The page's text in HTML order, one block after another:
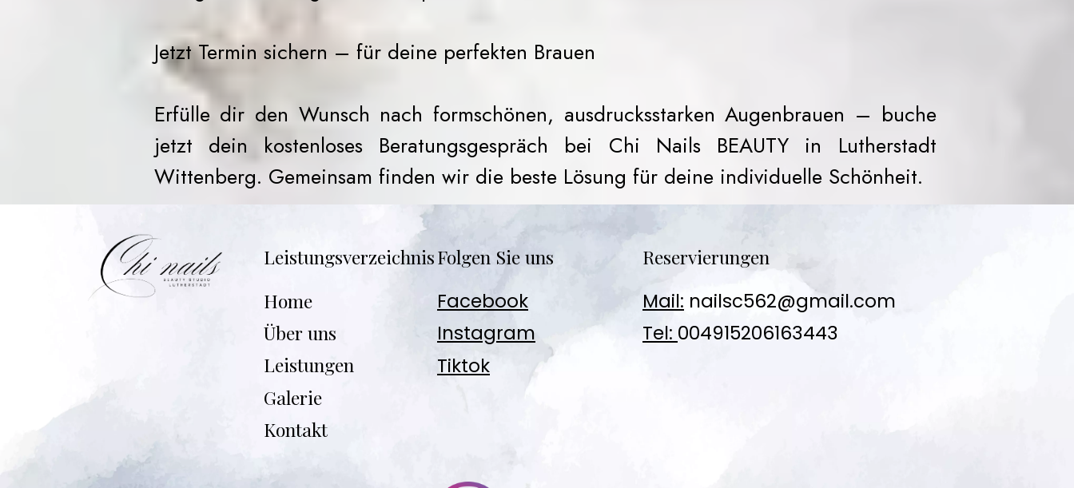
Jetzt Termin sichern – für deine perfekten Brauen
Erfülle dir den Wunsch nach formschönen, ausdrucksstarken Augenbrauen – buche
jetzt dein kostenloses Beratungsgespräch bei Chi Nails BEAUTY in Lutherstadt
Wittenberg. Gemeinsam finden wir die beste Lösung für deine individuelle Schönheit.
Leistungsverzeichnis
Home
Über uns
Leistungen
Galerie
Kontakt
Folgen Sie uns
Facebook
Instagram
Tiktok
Reservierungen
Mail: nailsc562@gmail.com
Tel: 004915206163443